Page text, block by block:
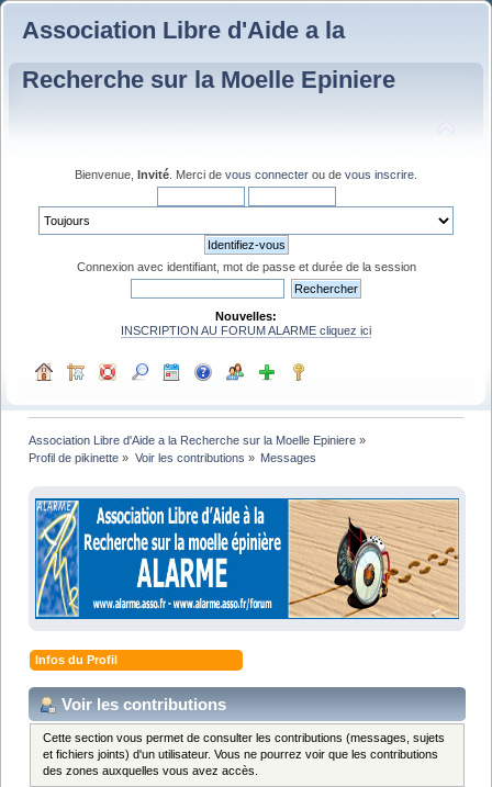
Association Libre d'Aide a la
Recherche sur la Moelle Epiniere
Bienvenue, Invité . Merci de vous connecter ou de vous inscrire
Connexion avec identifiant, mot de passe et durée de la session
Nouvelles:
INSCRIPTION AU FORUM ALARME cliquez ici
Association Libre d'Aide a la Recherche sur la Moelle Epiniere »
Profil de pikinette » Voir les contributions » Messages
Infos du Profil
Voir les contributions
Cette section vous permet de consulter les contributions (messages, sujets
et fichiers joints) d'un utilisateur. Vous ne pourrez voir que les contributions
des zones auxquelles vous avez accès.